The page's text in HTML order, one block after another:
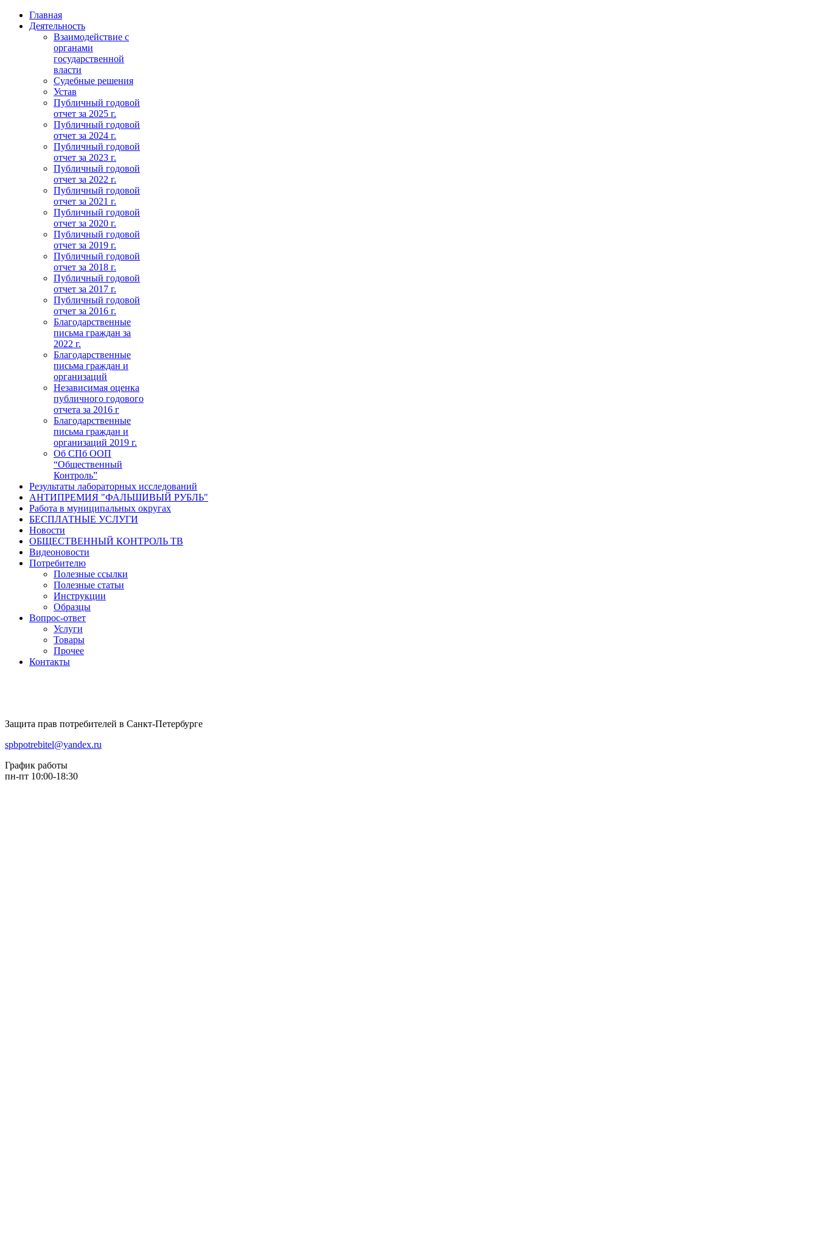
Главная
Деятельность
Взаимодействие с
органами
государственной
власти
Судебные решения
Устав
Публичный годовой
отчет за 2025 г.
Публичный годовой
отчет за 2024 г.
Публичный годовой
отчет за 2023 г.
Публичный годовой
отчет за 2022 г.
Публичный годовой
отчет за 2021 г.
Публичный годовой
отчет за 2020 г.
Публичный годовой
отчет за 2019 г.
Публичный годовой
отчет за 2018 г.
Публичный годовой
отчет за 2017 г.
Публичный годовой
отчет за 2016 г.
Благодарственные
письма граждан за
2022 г.
Благодарственные
письма граждан и
организаций
Независимая оценка
публичного годового
отчета за 2016 г
Благодарственные
письма граждан и
организаций 2019 г.
Об СПб ООП
“Общественный
Контроль”
Результаты лабораторных исследований
АНТИПРЕМИЯ "ФАЛЬШИВЫЙ РУБЛЬ"
Работа в муниципальных округах
БЕСПЛАТНЫЕ УСЛУГИ
Новости
ОБЩЕСТВЕННЫЙ КОНТРОЛЬ ТВ
Видеоновости
Потребителю
Полезные ссылки
Полезные статьи
Инструкции
Образцы
Вопрос-ответ
Услуги
Товары
Прочее
Контакты
Защита прав потребителей в Санкт-Петербурге
spbpotrebitel@yandex.ru
График работы
пн-пт 10:00-18:30